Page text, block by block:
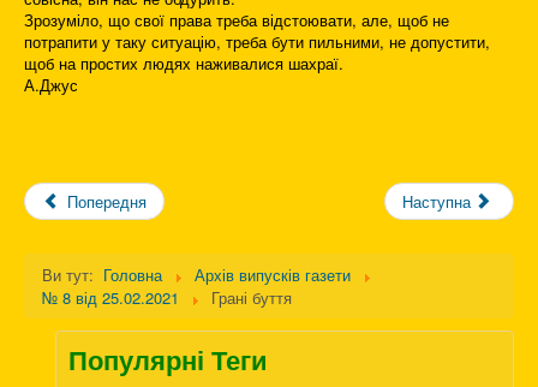
Зрозуміло, що свої права треба відстоювати, але, щоб не
потрапити у таку ситуацію, треба бути пильними, не допустити,
щоб на простих людях наживалися шахраї.
А.Джус
Попередня Наступна
Ви тут: Головна
Архів випусків газети
№ 8 від 25.02.2021
Грані буття
Популярні Теги